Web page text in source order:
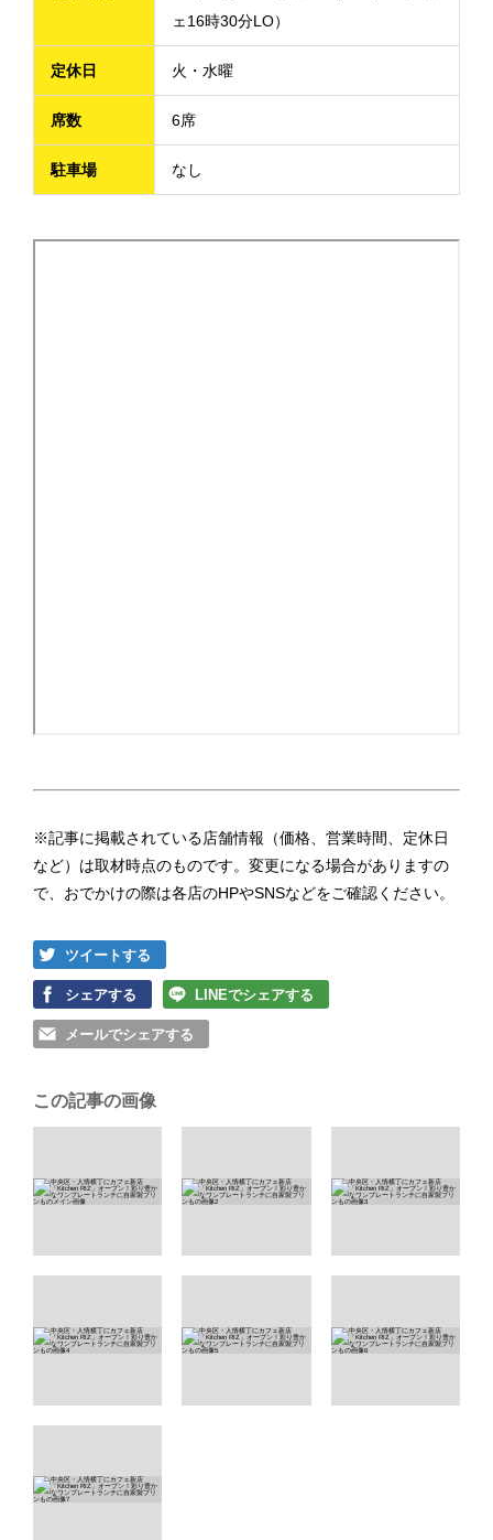
ェ16時30分LO）
定休日 火・水曜
席数 6席
駐車場 なし
※記事に掲載されている店舗情報（価格、営業時間、定休日
など）は取材時点のものです。変更になる場合がありますの
で、おでかけの際は各店のHPやSNSなどをご確認ください。
ツイートする
シェアする LINEでシェアする
メールでシェアする
この記事の画像